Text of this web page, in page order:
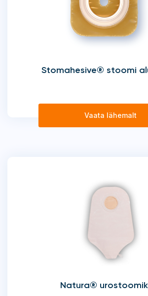
Stomahesive® stoomi
Vaata lähemalt
Natura®